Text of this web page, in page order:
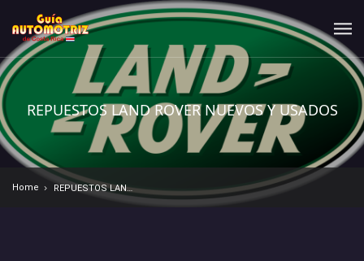
REPUESTOS LAND ROVER NUEVOS Y USADOS
Home REPUESTOS LAND ROVER NUEVOS Y USADOS